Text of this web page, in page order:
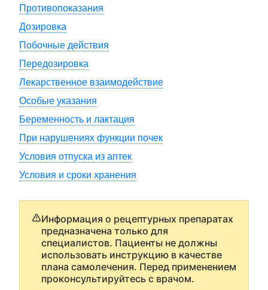
Противопоказания
Дозировка
Побочные действия
Передозировка
Лекарственное взаимодействие
Особые указания
Беременность и лактация
При нарушениях функции почек
Условия отпуска из аптек
Условия и сроки хранения
Информация о рецептурных препаратах
предназначена только для
специалистов. Пациенты не должны
использовать инструкцию в качестве
плана самолечения. Перед применением
проконсультируйтесь с врачом.